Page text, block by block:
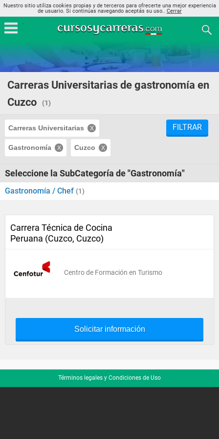
Nuestro sitio utiliza cookies propias y de terceros para ofrecerte una mejor experiencia
de usuario. Si continúas navegando aceptás su uso.. Cerrar
Carreras Universitarias de gastronomía en
Cuzco
(1)
Carreras Universitarias
Gastronomía Cuzco
FILTRAR
Seleccione la SubCategoría de "Gastronomía"
Gastronomía / Chef (1)
Carrera Técnica de Cocina
Peruana (Cuzco, Cuzco)
Centro de Formación en Turismo
Solicitar información
Términos legales y Condiciones de Uso